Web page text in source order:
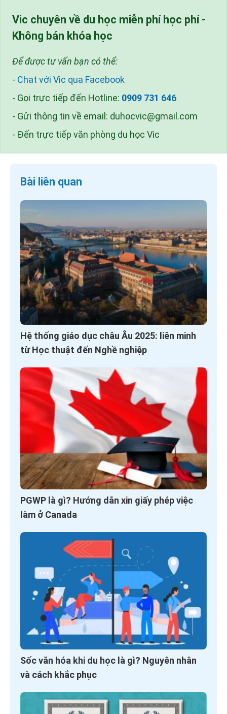
Vic chuyên về du học miễn phí học phí -
Không bán khóa học
Để được tư vấn bạn có thể:
- Chat với Vic qua Facebook
- Gọi trực tiếp đến Hotline: 0909 731 646
- Gửi thông tin về email: duhocvic@gmail.com
- Đến trực tiếp văn phòng du học Vic
Bài liên quan
Hệ thống giáo dục châu Âu 2025: liên minh
từ Học thuật đến Nghề nghiệp
PGWP là gì? Hướng dẫn xin giấy phép việc
làm ở Canada
Sốc văn hóa khi du học là gì? Nguyên nhân
và cách khắc phục